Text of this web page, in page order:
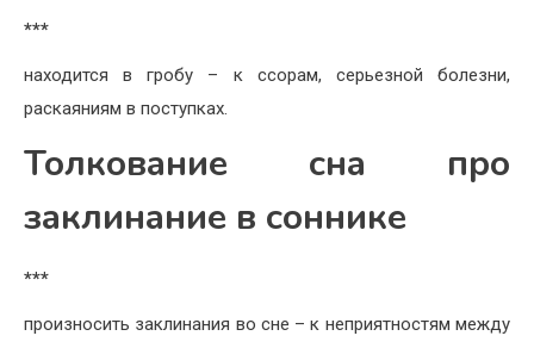
***
находится в гробу – к ссорам, серьезной болезни,
раскаяниям в поступках.
Толкование сна про
заклинание в соннике
***
произносить заклинания во сне – к неприятностям между